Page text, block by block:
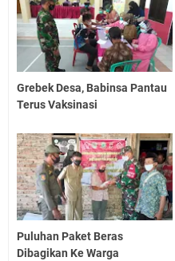
Grebek Desa, Babinsa Pantau
Terus Vaksinasi
Puluhan Paket Beras
Dibagikan Ke Warga